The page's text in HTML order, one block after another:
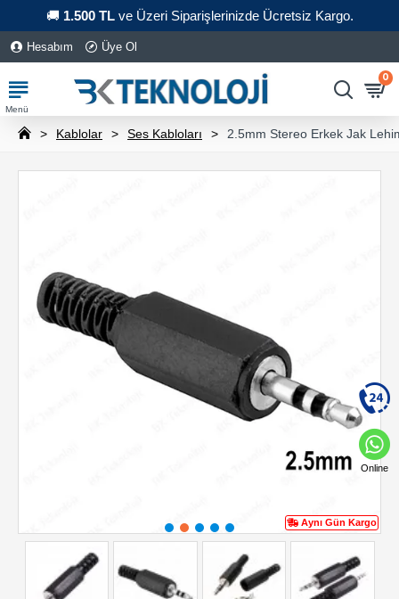
🚚 1.500 TLve Üzeri Siparişlerinizde Ücretsiz Kargo.
Hesabım Üye Ol
0
Kablolar Ses Kabloları 2.5mm Stereo Erkek Jak
Aynı Gün Kargo
Online